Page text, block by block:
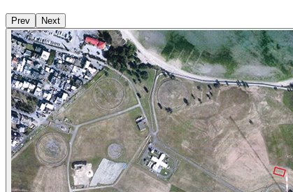
Prev Next